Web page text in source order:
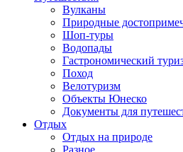
Вулканы
Природные
Шоп-туры
Водопады
Гастрономический
Поход
Велотуризм
Объекты Юнеско
Документы для
Отдых
Отдых на природе
Разное